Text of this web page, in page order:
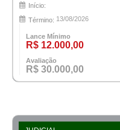
Início:
Término: 13/08/2026
Lance Mínimo
R$ 12.000,00
Avaliação
R$ 30.000,00